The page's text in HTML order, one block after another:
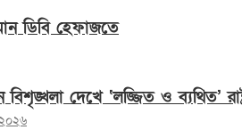
ডিবি হেফাজতে
বিশৃঙ্খলা দেখে ‘লজ্জিত ও ব্যথিত’